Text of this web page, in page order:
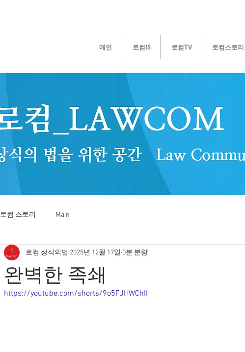
메인 로컴IS 로컴TV 로컴스토리
로컴 스토리 Main
완벽한 족쇄
로컴 상식의법 2025년 12월 17일 0분 분량
https://youtube.com/shorts/9o5FJHWChII